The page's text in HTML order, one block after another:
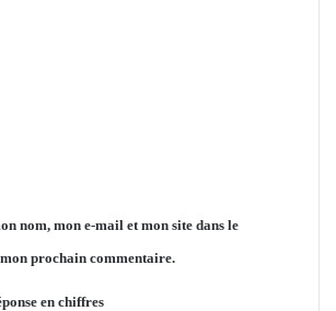
nom, mon e-mail et mon site dans le
prochain commentaire.
en chiffres